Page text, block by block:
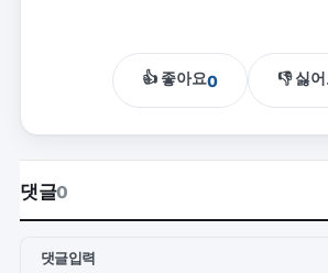
👍 좋아요0 👎 싫
댓글0
댓글입력